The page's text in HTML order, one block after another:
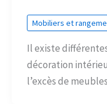
Mobiliers et
Il existe
décoration
l’excès de